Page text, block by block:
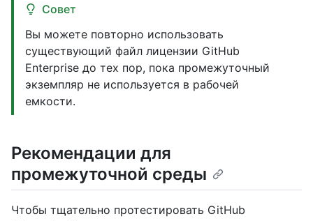
Совет
Вы можете повторно использовать
существующий файл лицензии GitHub
Enterprise до тех пор, пока промежуточный
экземпляр не используется в рабочей
емкости.
Рекомендации для
промежуточной среды
Чтобы тщательно протестировать GitHub